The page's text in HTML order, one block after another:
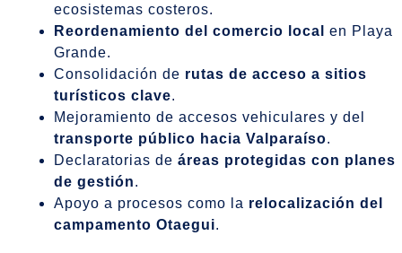
ecosistemas costeros.
Reordenamiento del comercio local
en Playa
Grande.
Consolidación de rutas de acceso a sitios
turísticos clave.
Mejoramiento de accesos vehiculares y del
transporte público hacia Valparaíso.
Declaratorias de áreas protegidas con planes
de gestión.
Apoyo a procesos como la relocalización del
campamento Otaegui.